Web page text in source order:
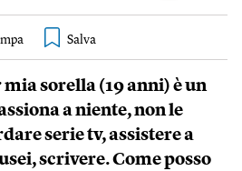
sorella (19 anni) è un
a niente, non le
serie tv, assistere a
scrivere. Come posso